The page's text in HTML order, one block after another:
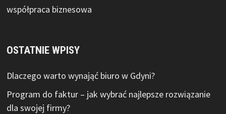
współpraca biznesowa
OSTATNIE WPISY
Dlaczego warto wynająć biuro w Gdyni?
Program do faktur – jak wybrać najlepsze rozwiązanie
dla swojej firmy?